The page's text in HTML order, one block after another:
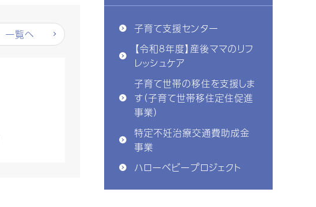
一覧へ
子育て支援センター
【令和8年度】産後ママのリフ
レッシュケア
子育て世帯の移住を支援しま
す（子育て世帯移住定住促進
事業）
特定不妊治療交通費助成金
事業
ハローベビープロジェクト